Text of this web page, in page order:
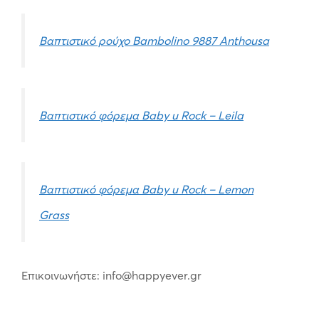
Βαπτιστικό ρούχο Bambolino 9887 Anthousa
Βαπτιστικό φόρεμα Baby u Rock – Leila
Βαπτιστικό φόρεμα Baby u Rock – Lemon
Grass
Επικοινωνήστε: info@happyever.gr